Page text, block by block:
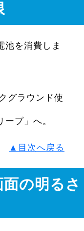
池を消費しま
グラウンド使
プ」へ。
▲目次へ戻る
の明るさ